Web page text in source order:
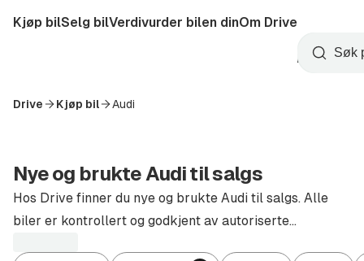
til
Startside
Kjøp bilSelg bilVerdivurder bilen dinOm Drive
Opprett
konto
Søk
Drive Kjøp bil Audi
Nye og brukte Audi til salgs
Hos Drive finner du nye og brukte Audi til salgs. Alle
biler er kontrollert og godkjent av autoriserte